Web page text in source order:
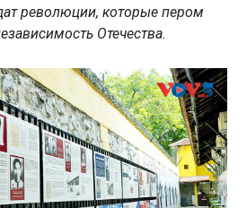
революции, которые пером
Отечества.